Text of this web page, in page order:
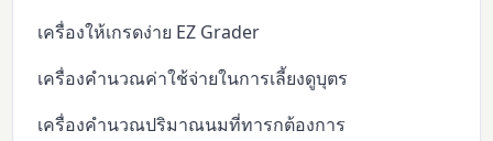
เครื่องให้เกรดง่าย EZ Grader
เครื่องคำนวณค่าใช้จ่ายในการเลี้ยงดูบุตร
เครื่องคำนวณปริมาณนมที่ทารกต้องการ